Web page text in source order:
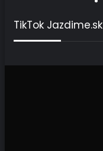
TikTok Jazdime.sk